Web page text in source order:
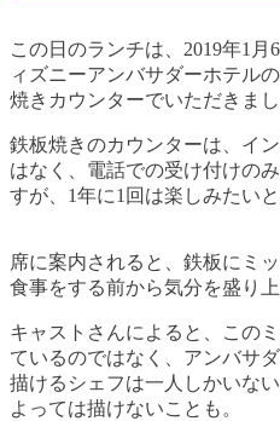
この日のランチは、2019年1
ィズニーアンバサダーホテル
焼きカウンターでいただきまし
鉄板焼きのカウンターは、イ
はなく、電話での受け付けの
すが、1年に1回は楽しみたい
席に案内されると、鉄板にミ
食事をする前から気分を盛り
キャストさんによると、この
ているのではなく、アンバサ
描けるシェフは一人しかいな
よっては描けないことも。